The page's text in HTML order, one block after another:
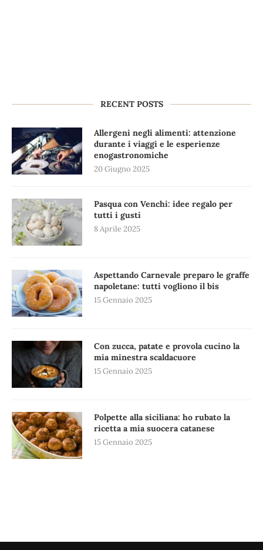
RECENT POSTS
Allergeni negli alimenti: attenzione
durante i viaggi e le esperienze
enogastronomiche
20 Giugno 2025
Pasqua con Venchi: idee regalo per
tutti i gusti
8 Aprile 2025
Aspettando Carnevale preparo le graffe
napoletane: tutti vogliono il bis
15 Gennaio 2025
Con zucca, patate e provola cucino la
mia minestra scaldacuore
15 Gennaio 2025
Polpette alla siciliana: ho rubato la
ricetta a mia suocera catanese
15 Gennaio 2025